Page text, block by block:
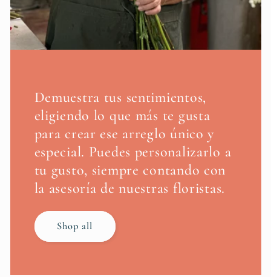
Demuestra tus sentimientos,
eligiendo lo que más te gusta
para crear ese arreglo único y
especial. Puedes personalizarlo a
tu gusto, siempre contando con
la asesoría de nuestras floristas.
Shop all